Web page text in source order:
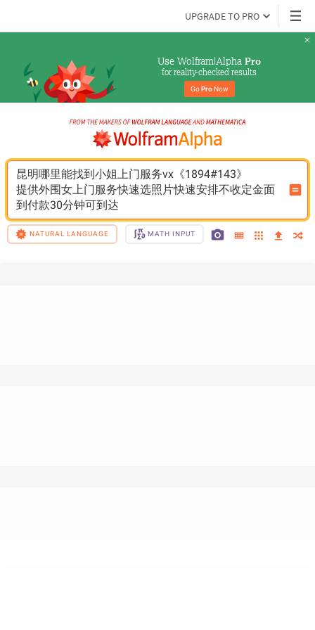
UPGRADE TO PRO
Use Wolfram|Alpha Pro
for reality-checked results
Go Pro Now
昆明哪里能找到小姐上门服务vx《1894#143》
提供外围女上门服务快速选照片快速安排不收定金面
到付款30分钟可到达
NATURAL LANGUAGE MATH INPUT